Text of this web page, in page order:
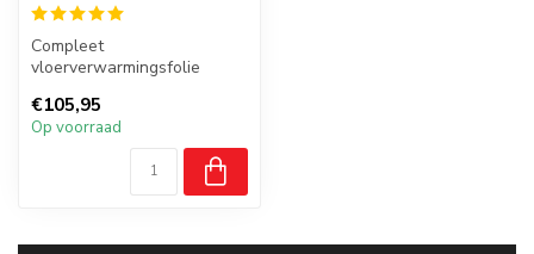
Compleet
vloerverwarmingsfolie
Deze set is geschikt ...
€105,95
Op voorraad